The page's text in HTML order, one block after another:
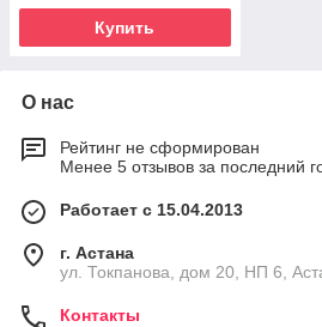
Купить
О нас
Рейтинг не сформирован
Менее 5 отзывов за последний
Работает с 15.04.2013
г. Астана
ул. Токпанова, дом 20, НП 6,
Контакты